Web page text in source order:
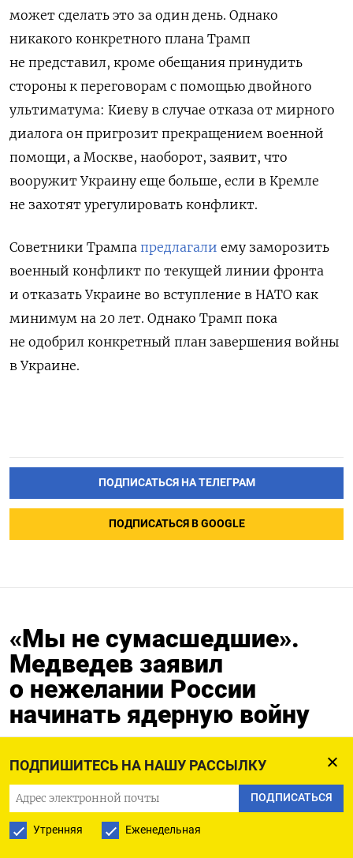
ПОДПИШИТЕСЬ НА НАШУ РАССЫЛКУ
ПОДПИСАТЬСЯ
Утренняя Еженедельная
может сделать это за один день. Однако
никакого конкретного плана Трамп
не представил, кроме обещания принудить
стороны к переговорам с помощью двойного
ультиматума: Киеву в случае отказа от мирного
диалога он пригрозит прекращением военной
помощи, а Москве, наоборот, заявит, что
вооружит Украину еще больше, если в Кремле
не захотят урегулировать конфликт.
Советники Трампа предлагали ему заморозить
военный конфликт по текущей линии фронта
и отказать Украине во вступление в НАТО как
минимум на 20 лет. Однако Трамп пока
не одобрил конкретный план завершения войны
в Украине.
ПОДПИСАТЬСЯ НА ТЕЛЕГРАМ
ПОДПИСАТЬСЯ В GOOGLE
«Мы не сумасшедшие».
Медведев заявил
о нежелании России
начинать ядерную войну